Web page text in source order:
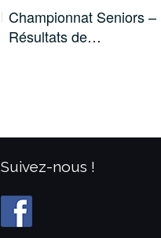
Championnat Seniors –
Résultats de…
Suivez-nous !